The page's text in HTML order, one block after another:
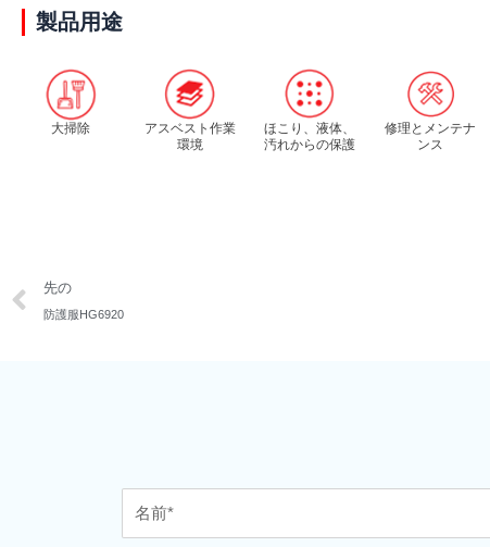
製品用途
大掃除
アスベスト作業
環境
ほこり、液体、
汚れからの保護
修理とメンテナ
ンス
先の
防護服HG6920